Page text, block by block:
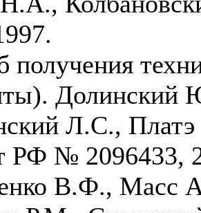
получения
Л.С.,
РФ № 2096433,
В.Ф., Масс